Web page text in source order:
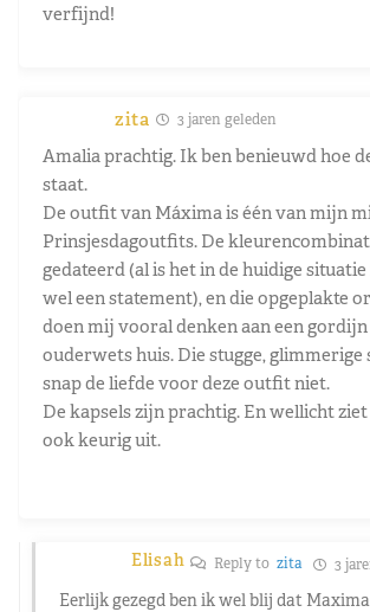
verfijnd!
zita 3 jaren geleden
Amalia prachtig. Ik ben benieuwd hoe
staat.
De outfit van Máxima is één van mijn
Prinsjesdagoutfits. De
gedateerd (al is het in de huidige
wel een statement), en die opgeplakte
doen mij vooral denken aan een gordijn
ouderwets huis. Die stugge, glimmerige
snap de liefde voor deze outfit niet.
De kapsels zijn prachtig. En wellicht
ook keurig uit.
Elisah Reply tozita 3
Eerlijk gezegd ben ik wel blij dat